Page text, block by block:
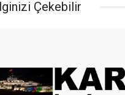
Çekebilir